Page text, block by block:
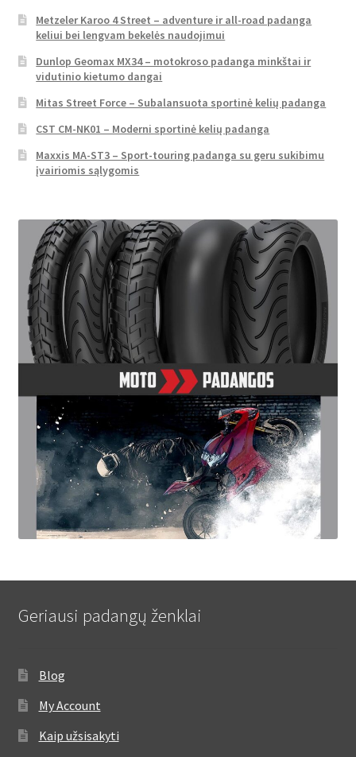
Metzeler Karoo 4 Street – adventure ir all-road padanga
keliui bei lengvam bekelės naudojimui
Dunlop Geomax MX34 – motokroso padanga minkštai ir
vidutinio kietumo dangai
Mitas Street Force – Subalansuota sportinė kelių padanga
CST CM-NK01 – Moderni sportinė kelių padanga
Maxxis MA-ST3 – Sport-touring padanga su geru sukibimu
įvairiomis sąlygomis
Geriausi padangų ženklai
Blog
My Account
Kaip užsisakyti